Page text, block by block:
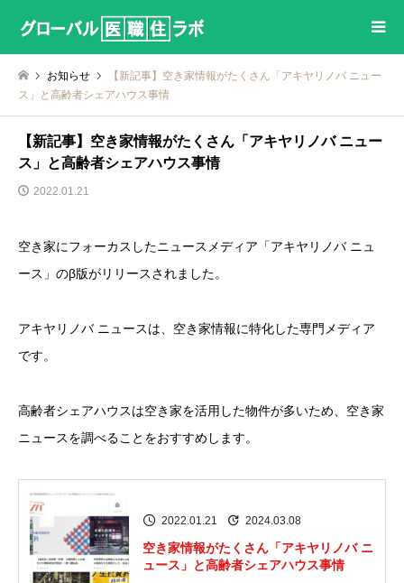
お知らせ
【新記事】空き家情報がたくさん「アキヤリノバ ニュー
ス」と高齢者シェアハウス事情
【新記事】空き家情報がたくさん「アキヤリノバ ニュー
ス」と高齢者シェアハウス事情
2022.01.21
空き家にフォーカスしたニュースメディア「アキヤリノバ ニュ
ース」のβ版がリリースされました。
アキヤリノバ ニュースは、空き家情報に特化した専門メディア
です。
高齢者シェアハウスは空き家を活用した物件が多いため、空き家
ニュースを調べることをおすすめします。
2022.01.21 2024.03.08
空き家情報がたくさん「アキヤリノバ ニ
ュース」と高齢者シェアハウス事情